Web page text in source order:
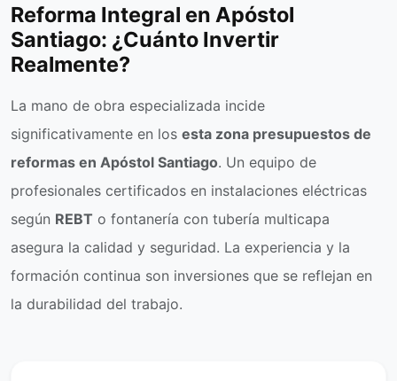
Reforma Integral en Apóstol
Santiago: ¿Cuánto Invertir
Realmente?
La mano de obra especializada incide
significativamente en los esta zona presupuestos de
reformas en Apóstol Santiago. Un equipo de
profesionales certificados en instalaciones eléctricas
según REBT o fontanería con tubería multicapa
asegura la calidad y seguridad. La experiencia y la
formación continua son inversiones que se reflejan en
la durabilidad del trabajo.